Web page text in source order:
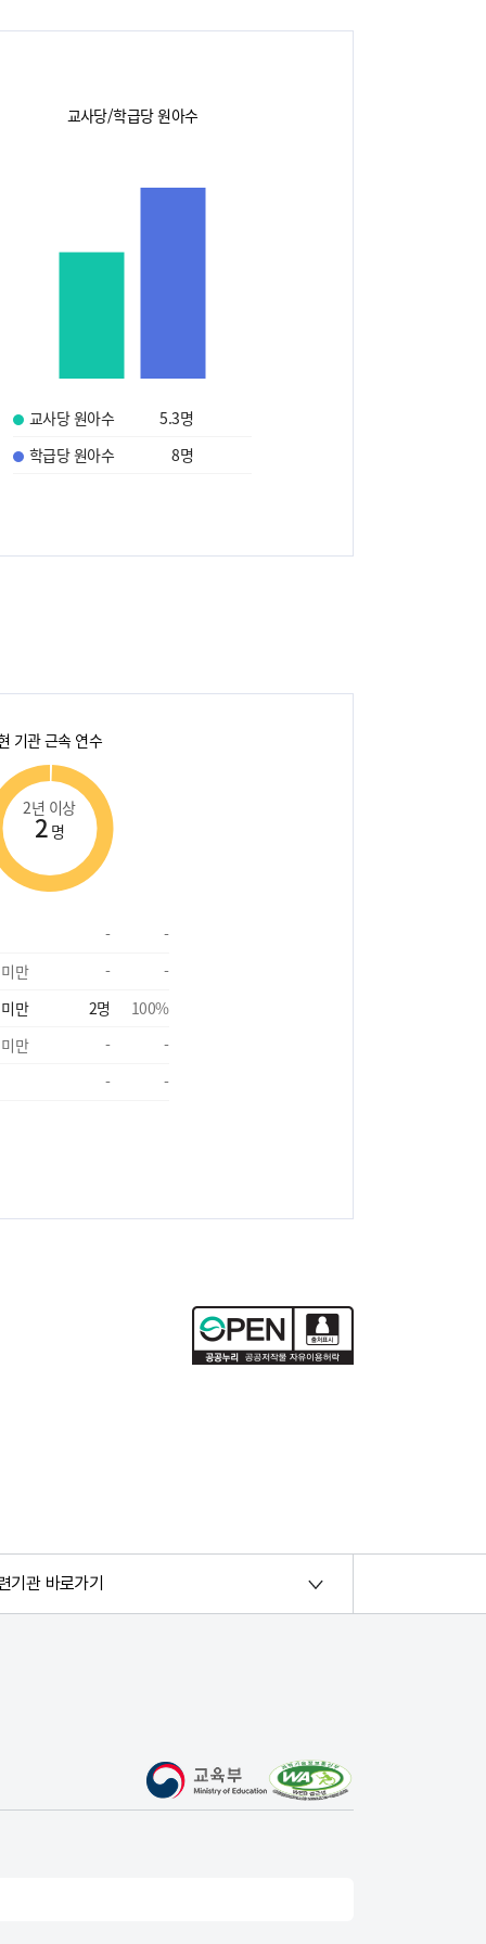
교사당/학급당 원아수
교사당 원아수 5.3명
학급당 원아수
8명
기관 근속 연수
2년 이상
2 명
-
-
만
-
-
만
2명 100%
만
-
-
-
-
기관 바로가기